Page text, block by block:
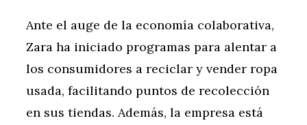
Ante el auge de la economía colaborativa,
Zara ha iniciado programas para alentar a
los consumidores a reciclar y vender ropa
usada, facilitando puntos de recolección
en sus tiendas. Además, la empresa está